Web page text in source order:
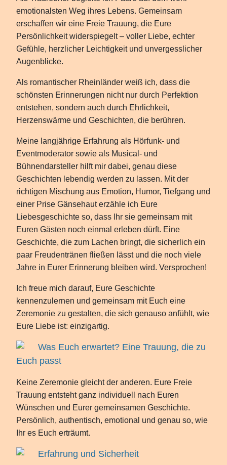
emotionalsten Weg ihres Lebens. Gemeinsam
erschaffen wir eine Freie Trauung, die Eure
Persönlichkeit widerspiegelt – voller Liebe, echter
Gefühle, herzlicher Leichtigkeit und unvergesslicher
Augenblicke.
Als romantischer Rheinländer weiß ich, dass die
schönsten Erinnerungen nicht nur durch Perfektion
entstehen, sondern auch durch Ehrlichkeit,
Herzenswärme und Geschichten, die berühren.
Meine langjährige Erfahrung als Hörfunk- und
Eventmoderator sowie als Musical- und
Bühnendarsteller hilft mir dabei, genau diese
Geschichten lebendig werden zu lassen. Mit der
richtigen Mischung aus Emotion, Humor, Tiefgang und
einer Prise Gänsehaut erzähle ich Eure
Liebesgeschichte so, dass Ihr sie gemeinsam mit
Euren Gästen noch einmal erleben dürft. Eine
Geschichte, die zum Lachen bringt, die sicherlich ein
paar Freudentränen fließen lässt und die noch viele
Jahre in Eurer Erinnerung bleiben wird. Versprochen!
Ich freue mich darauf, Eure Geschichte
kennenzulernen und gemeinsam mit Euch eine
Zeremonie zu gestalten, die sich genauso anfühlt, wie
Eure Liebe ist: einzigartig.
Was Euch erwartet? Eine Trauung, die zu
Euch passt
Keine Zeremonie gleicht der anderen. Eure Freie
Trauung entsteht ganz individuell nach Euren
Wünschen und Eurer gemeinsamen Geschichte.
Persönlich, authentisch, emotional und genau so, wie
Ihr es Euch erträumt.
Erfahrung und Sicherheit